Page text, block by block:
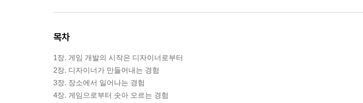
목차
1장. 게임 개발의 시작은 디자이너로부터
2장. 디자이너가 만들어내는 경험
3장. 장소에서 일어나는 경험
4장. 게임으로부터 솟아 오르는 경험